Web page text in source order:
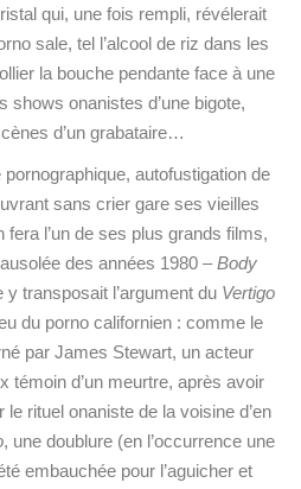
qui, une fois rempli, révélerait
sale, tel l’alcool de riz dans les
la bouche pendante face à une
shows onanistes d’une bigote,
d’un grabataire…
autofustigation de
sans crier gare ses vieilles
l’un de ses plus grands films,
des années 1980 –Body
y transposait l’argument du Vertigo
du porno californien : comme le
par James Stewart, un acteur
témoin d’un meurtre, après avoir
rituel onaniste de la voisine d’en
, une doublure (en l’occurrence une
embauchée pour l’aguicher et